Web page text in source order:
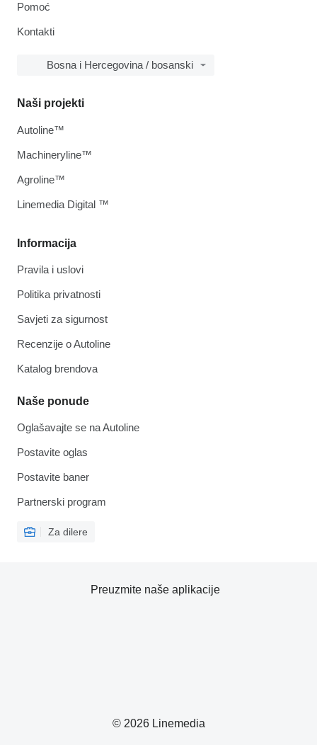
Pomoć
Kontakti
Bosna i Hercegovina / bosanski
Informacija
Pravila i uslovi
Politika privatnosti
Savjeti za sigurnost
Recenzije o Autoline
Katalog brendova
Naše ponude
Oglašavajte se na Autoline
Postavite oglas
Postavite baner
Partnerski program
Za dilere
Naši projekti
Autoline™
Machineryline™
Agroline™
Linemedia Digital ™
© 2026 Linemedia
Preuzmite naše aplikacije